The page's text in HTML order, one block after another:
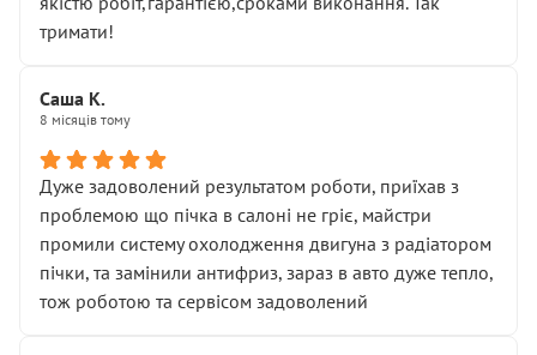
тримати!
Саша К.
8 місяців тому
Дуже задоволений результатом роботи, приїхав з
проблемою що пічка в салоні не гріє, майстри
промили систему охолодження двигуна з радіатором
пічки, та замінили антифриз, зараз в авто дуже тепло,
тож роботою та сервісом задоволений